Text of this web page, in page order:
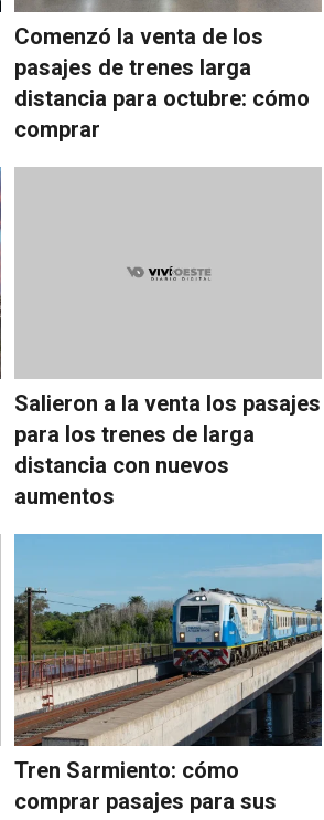
Comenzó la venta de los
pasajes de trenes larga
distancia para octubre: cómo
comprar
Salieron a la venta los pasajes
para los trenes de larga
distancia con nuevos
aumentos
Tren Sarmiento: cómo
comprar pasajes para sus